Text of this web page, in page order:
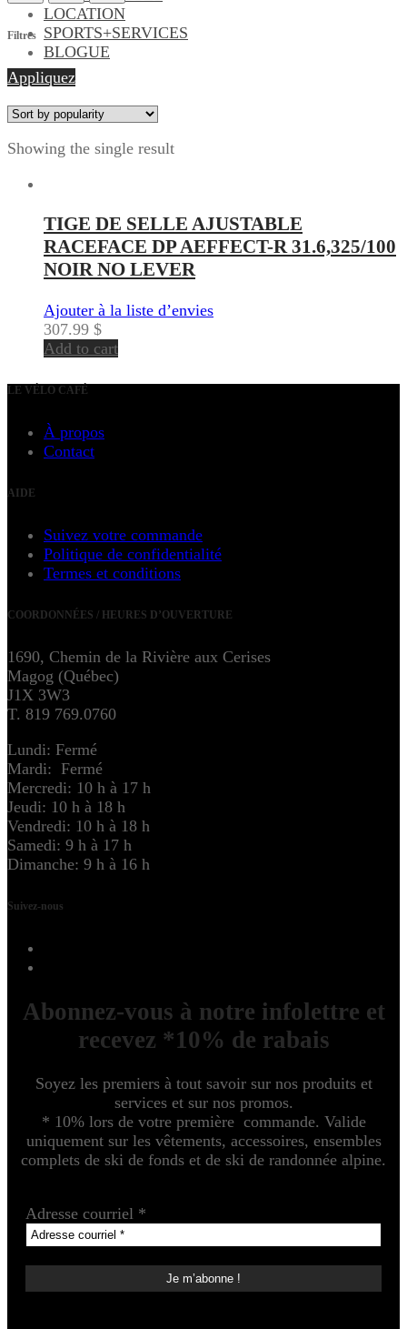
LOCATION
SPORTS+SERVICES
BLOGUE
Filtres
Appliquez
Showing the single result
TIGE DE SELLE AJUSTABLE
RACEFACE DP AEFFECT-R 31.6,325/100
NOIR NO LEVER
Ajouter à la liste d’envies
307.99 $
Add to cart
LE VÉLO CAFÉ
À propos
Contact
AIDE
Suivez votre commande
Politique de confidentialité
Termes et conditions
COORDONNÉES / HEURES D’OUVERTURE
1690, Chemin de la Rivière aux Cerises
Magog (Québec)
J1X 3W3
T. 819 769.0760
Lundi: Fermé
Mardi: Fermé
Mercredi: 10 h à 17 h
Jeudi: 10 h à 18 h
Vendredi: 10 h à 18 h
Samedi: 9 h à 17 h
Dimanche: 9 h à 16 h
Suivez-nous
Abonnez-vous à notre infolettre et
recevez *10% de rabais
Soyez les premiers à tout savoir sur nos produits et
services et sur nos promos.
* 10% lors de votre première commande. Valide
uniquement sur les vêtements, accessoires, ensembles
complets de ski de fonds et de ski de randonnée alpine.
Adresse courriel *